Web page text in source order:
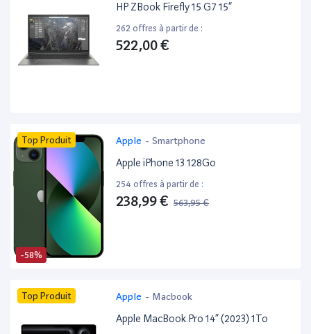
HP ZBook Firefly 15 G7 15”
262 offres à partir de :
522,00 €
-58%
Top Produit Apple - Smartphone
Apple iPhone 13 128Go
254 offres à partir de :
238,99 € 563,95 €
Top Produit Apple - Macbook
Apple MacBook Pro 14” (2023) 1To